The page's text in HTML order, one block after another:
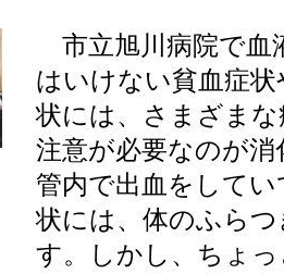
市立旭川病院で血
はいけない貧血症
状には、さまざま
注意が必要なのが
管内で出血をして
状には、体のふら
す。しかし、ちょ